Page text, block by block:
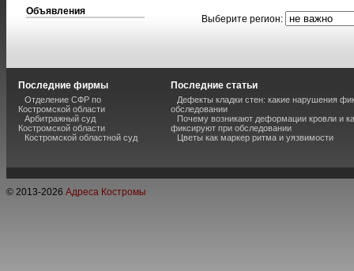
Объявления
Выберите регион:
Последние фирмы
Отделение СФР по
Костромской области
Арбитражный суд
Костромской области
Костромской областной суд
Последние статьи
Дефекты кладки стен: какие нарушения
обследовании
Почему возникают деформации кровли и
фиксируют при обследовании
Цветы как маркер ритма и уязвимости
© 2013-2026 Адреса Костромы